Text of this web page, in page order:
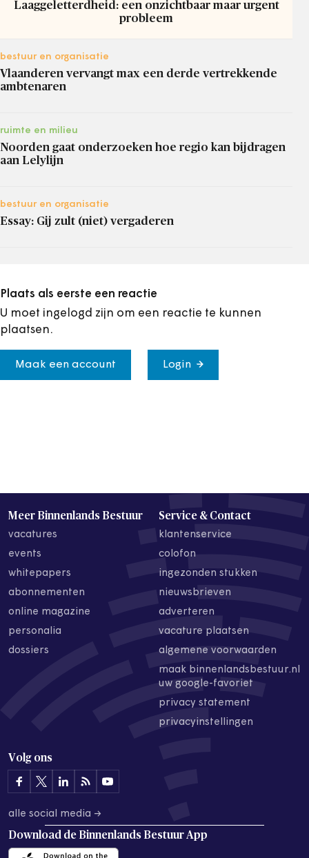
Laaggeletterdheid: een onzichtbaar maar urgent
probleem
bestuur en organisatie
Vlaanderen vervangt max een derde vertrekkende
ambtenaren
ruimte en milieu
Noorden gaat onderzoeken hoe regio kan bijdragen
aan Lelylijn
bestuur en organisatie
Essay: Gij zult (niet) vergaderen
Plaats als eerste een reactie
U moet ingelogd zijn om een reactie te kunnen
plaatsen.
Maak een account Login
Meer Binnenlands Bestuur
vacatures
events
whitepapers
abonnementen
online magazine
personalia
dossiers
Service & Contact
klantenservice
colofon
ingezonden stukken
nieuwsbrieven
adverteren
vacature plaatsen
algemene voorwaarden
maak binnenlandsbestuur.nl
uw google-favoriet
privacy statement
privacyinstellingen
Volg ons
alle social media →
Download de Binnenlands Bestuur App